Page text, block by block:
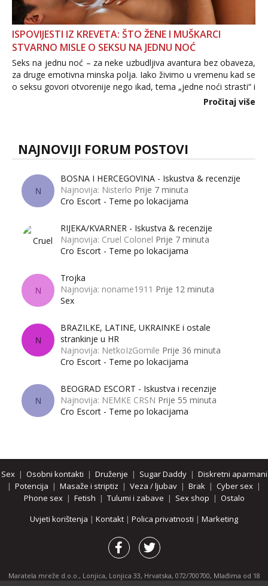
ISPOVIJESTI IZ KREVETA: ŠTO ŽENE I MUŠKARCI
STVARNO MISLE O SEKSU NA JEDNU NOĆ
Seks na jednu noć – za neke uzbudljiva avantura bez obaveza,
za druge emotivna minska polja. Iako živimo u vremenu kad se
o seksu govori otvorenije nego ikad, tema „jedne noći strasti“ i
dalje izaziva burne rasprave. Što zapravo misle žene, a što
Pročitaj više
NAJNOVIJI FORUM POSTOVI
N
BOSNA I HERCEGOVINA - Iskustva & recenzije
Najnovija: Nisterlo Prije 7 minuta
Cro Escort - Teme po lokacijama
RIJEKA/KVARNER - Iskustva & recenzije
Najnovija: Cruel Colonel Prije 7 minuta
Cro Escort - Teme po lokacijama
N
Trojka
Najnovija: noname1911 Prije 12 minuta
Sex
N
BRAZILKE, LATINE, UKRAINKE i ostale
strankinje u HR
Najnovija: NetkoIzGomile Prije 36 minuta
Cro Escort - Teme po lokacijama
N
BEOGRAD ESCORT - Iskustva i recenzije
Najnovija: NEMKE CRSN Prije 55 minuta
Cro Escort - Teme po lokacijama
Sex| Osobni kontakti | Druženje | Sugar Daddy| Diskretni aparmani
| Potencija | Masaže i striptiz | Veza / ljubav | Brak | Cyber sex |
Phone sex| Fetish | Tulumi i zabave | Sex shop | Ostalo
Uvjeti korištenja | Kontakt | Polica privatnosti | Marketing
Maratela mreže d.o.o., Lonjica, Lonjica 33, Hrvatska, 072/700700, Mlađima od 18